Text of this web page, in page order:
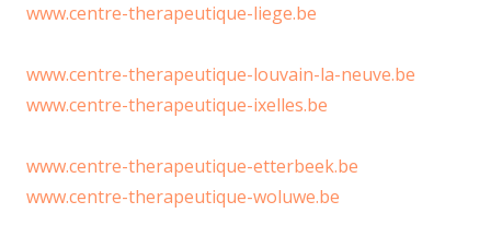
www.centre-therapeutique-liege.be
www.centre-therapeutique-louvain-la-neuve.be
www.centre-therapeutique-ixelles.be
www.centre-therapeutique-etterbeek.be
www.centre-therapeutique-woluwe.be